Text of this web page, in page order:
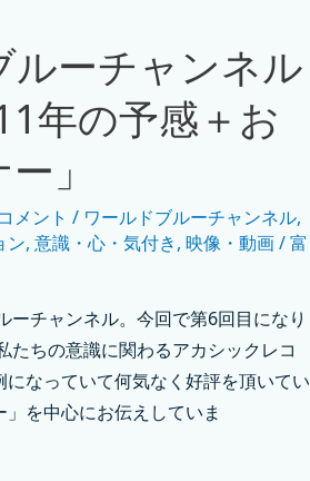
ルーチャンネル
年の予感＋お
」
メント / ワールドブルーチャンネル,
ン, 意識・心・気付き, 映像・動画/富
ーチャンネル。今回で第6回目になり
たちの意識に関わるアカシックレコ
なっていて何気なく好評を頂いてい
を中心にお伝えしていま